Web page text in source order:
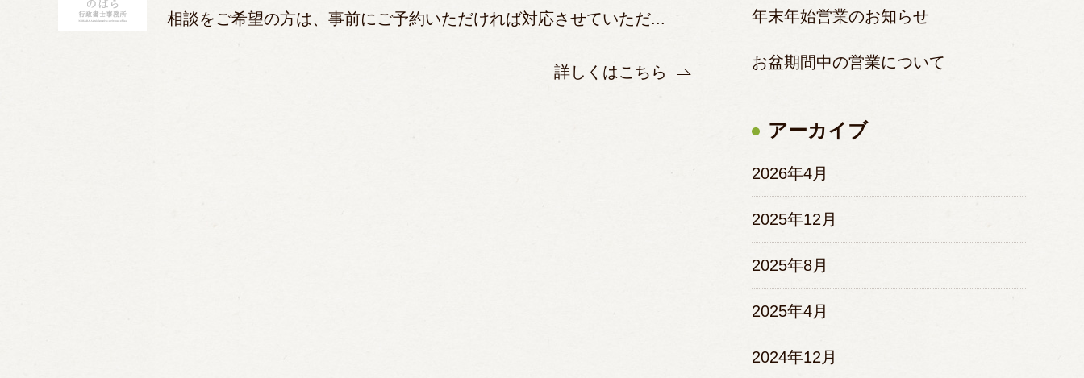
相談をご希望の方は、事前にご予約いただければ対応させていただ...
詳しくはこちら
年末年始営業のお知らせ
お盆期間中の営業について
アーカイブ
2026年4月
2025年12月
2025年8月
2025年4月
2024年12月